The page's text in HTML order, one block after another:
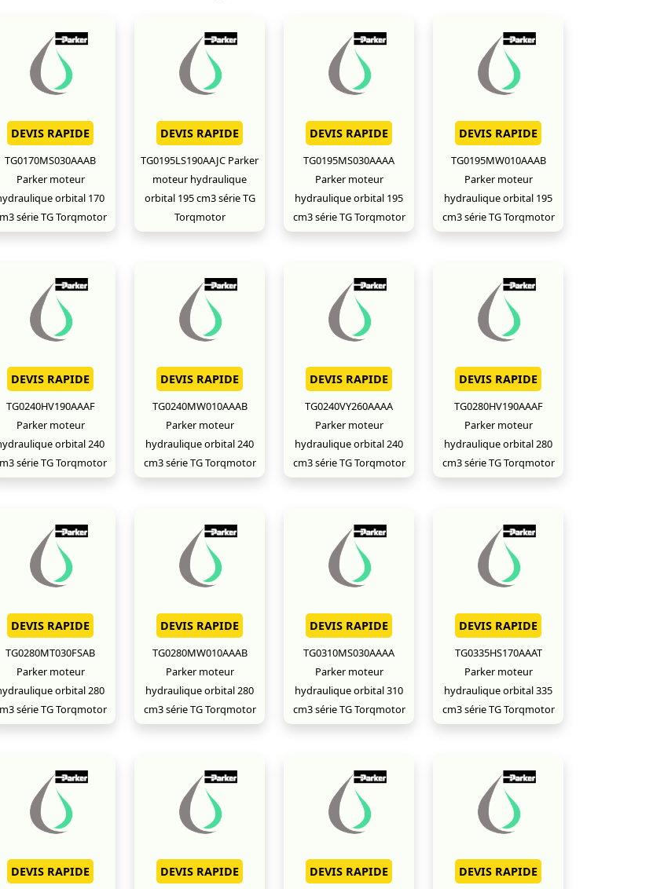
DEVIS RAPIDE
TG0170MS030AAAB
Parker moteur
orbital 170
série TG Torqmotor
DEVIS RAPIDE
TG0195LS190AAJC Parker
moteur hydraulique
orbital 195 cm3 série TG
Torqmotor
DEVIS RAPIDE
TG0195MS030AAAA
Parker moteur
hydraulique orbital 195
cm3 série TG Torqmotor
DEVIS RAPIDE
TG0195MW010AAAB
Parker moteur
hydraulique orbital 195
cm3 série TG Torqmotor
DEVIS RAPIDE
TG0240HV190AAAF
Parker moteur
orbital 240
série TG Torqmotor
DEVIS RAPIDE
TG0240MW010AAAB
Parker moteur
hydraulique orbital 240
cm3 série TG Torqmotor
DEVIS RAPIDE
TG0240VY260AAAA
Parker moteur
hydraulique orbital 240
cm3 série TG Torqmotor
DEVIS RAPIDE
TG0280HV190AAAF
Parker moteur
hydraulique orbital 280
cm3 série TG Torqmotor
DEVIS RAPIDE
TG0280MT030FSAB
Parker moteur
orbital 280
série TG Torqmotor
DEVIS RAPIDE
TG0280MW010AAAB
Parker moteur
hydraulique orbital 280
cm3 série TG Torqmotor
DEVIS RAPIDE
TG0310MS030AAAA
Parker moteur
hydraulique orbital 310
cm3 série TG Torqmotor
DEVIS RAPIDE
TG0335HS170AAAT
Parker moteur
hydraulique orbital 335
cm3 série TG Torqmotor
DEVIS RAPIDE DEVIS RAPIDE DEVIS RAPIDE DEVIS RAPIDE